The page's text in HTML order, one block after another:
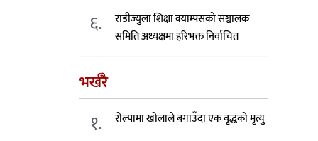
६.
राडीज्युला शिक्षा क्याम्पसको सञ्चालक
समिति अध्यक्षमा हरिभक्त निर्वाचित
भर्खरै
१. रोल्पामा खोलाले बगाउँदा एक वृद्धको मृत्यु